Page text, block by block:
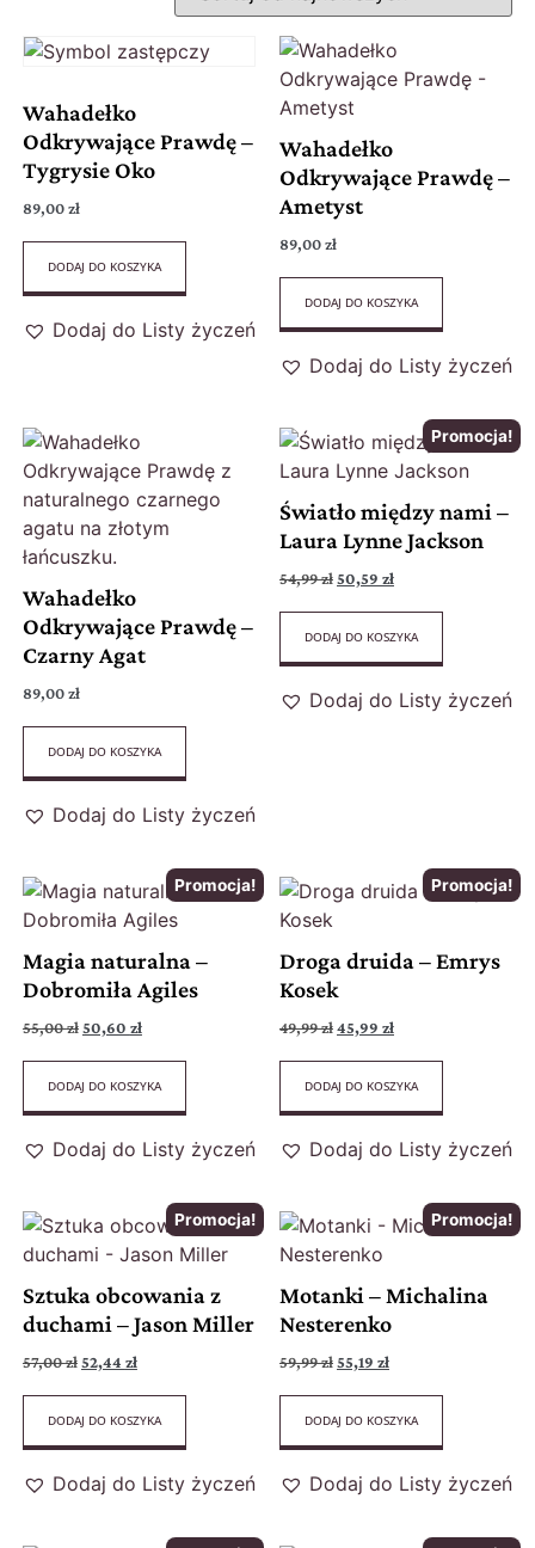
Wahadełko
Odkrywające Prawdę –
Tygrysie Oko
89,00zł
DODAJ DO KOSZYKA
Dodaj do Listy życzeń
Wahadełko
Odkrywające Prawdę –
Ametyst
89,00zł
DODAJ DO KOSZYKA
Dodaj do Listy życzeń
Wahadełko
Odkrywające Prawdę –
Czarny Agat
89,00zł
DODAJ DO KOSZYKA
Dodaj do Listy życzeń
Promocja!
Światło między nami –
Laura Lynne Jackson
54,99zł50,59 zł
DODAJ DO KOSZYKA
Dodaj do Listy życzeń
Promocja!
Magia naturalna –
Dobromiła Agiles
55,00zł50,60 zł
DODAJ DO KOSZYKA
Dodaj do Listy życzeń
Promocja!
Droga druida – Emrys
Kosek
49,99zł45,99 zł
DODAJ DO KOSZYKA
Dodaj do Listy życzeń
Promocja!
Sztuka obcowania z
duchami – Jason Miller
57,00zł52,44 zł
DODAJ DO KOSZYKA
Dodaj do Listy życzeń
Promocja!
Motanki – Michalina
Nesterenko
59,99zł55,19 zł
DODAJ DO KOSZYKA
Dodaj do Listy życzeń